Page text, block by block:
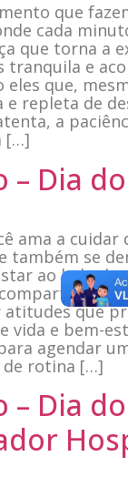
que
cada
que torna a
tranquila e
eles que,
repleta de
a
[…]
– Dia
ama a cuidar
também se
ao lado de
que
vida e bem-
agendar
de rotina […]
– Dia do